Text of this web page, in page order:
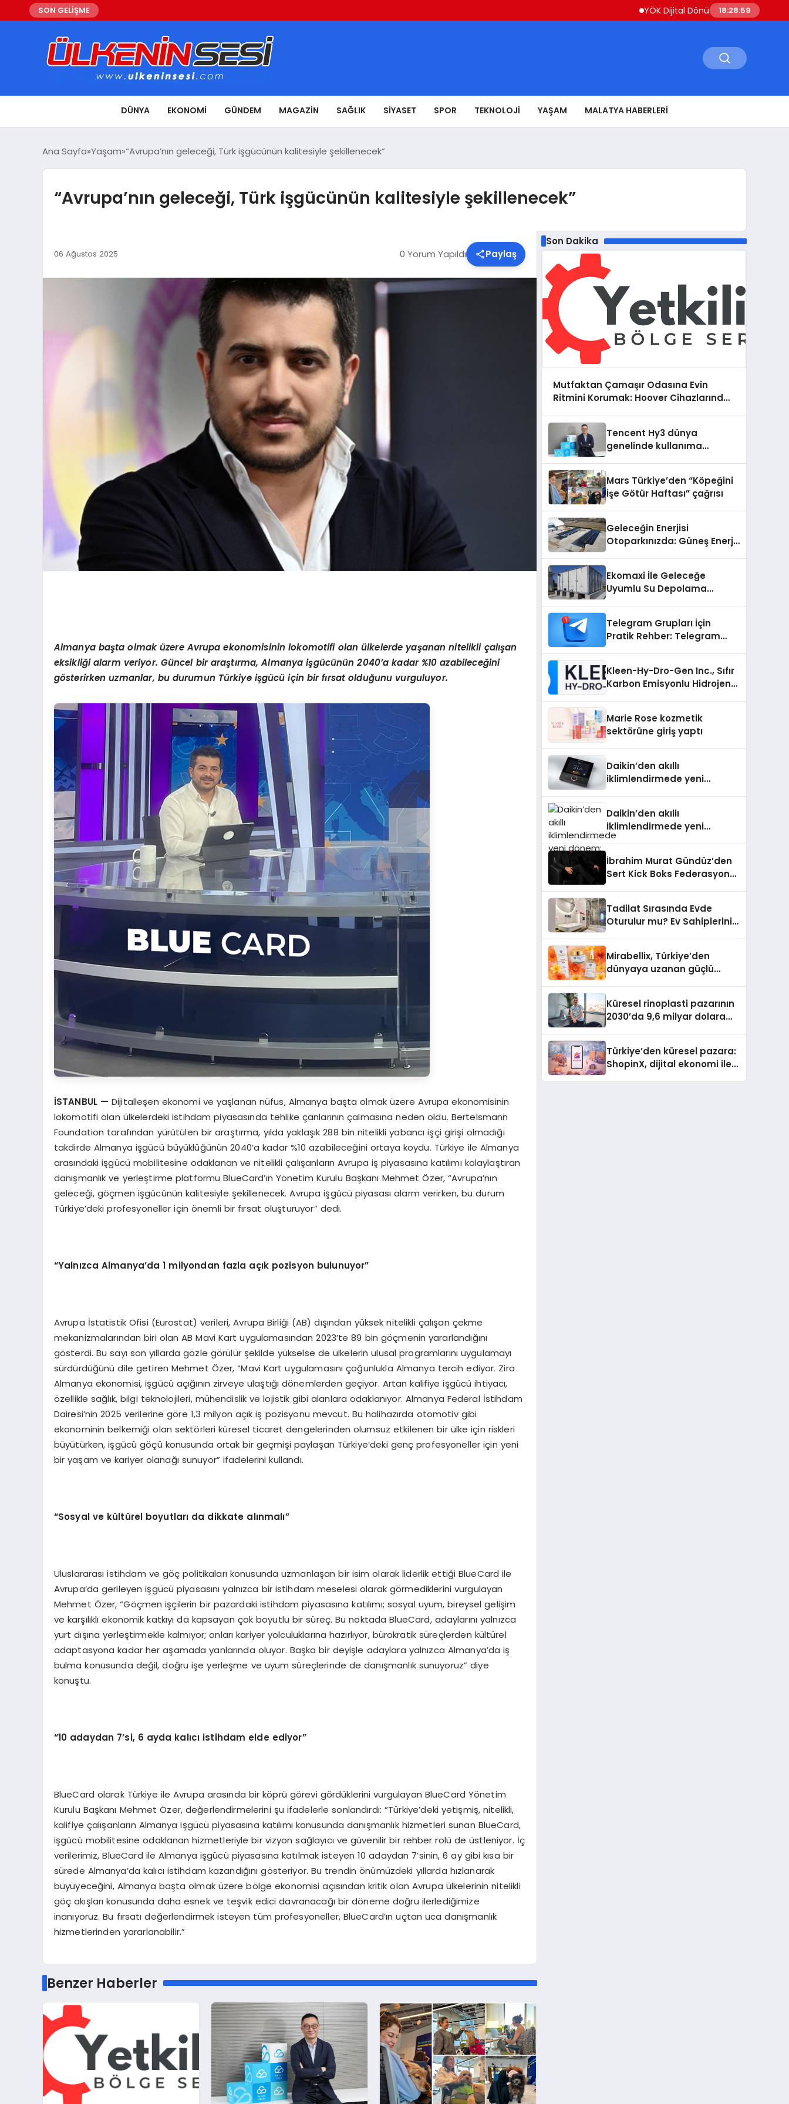
SON GELİŞME YÖK Dijital Dönüşüm İçin Bilişim Uzmanları
18:29:01
DÜNYA EKONOMI GÜNDEM MAGAZIN SAĞLIK SIYASET SPOR TEKNOLOJI YAŞAM MALATYA HABERLERI
Ana Sayfa Yaşam “Avrupa’nın geleceği, Türk işgücünün kalitesiyle şekillenecek”
“Avrupa’nın geleceği, Türk işgücünün kalitesiyle şekillenecek”
06 Ağustos 2025 0 Yorum Yapıldı Paylaş
Almanya başta olmak üzere Avrupa ekonomisinin lokomotifi olan ülkelerde yaşanan nitelikli çalışan
eksikliği alarm veriyor. Güncel bir araştırma, Almanya işgücünün 2040’a kadar %10 azabileceğini
gösterirken uzmanlar, bu durumun Türkiye işgücü için bir fırsat olduğunu vurguluyor.
İSTANBUL — Dijitalleşen ekonomi ve yaşlanan nüfus, Almanya başta olmak üzere Avrupa ekonomisinin
lokomotifi olan ülkelerdeki istihdam piyasasında tehlike çanlarının çalmasına neden oldu. Bertelsmann
Foundation tarafından yürütülen bir araştırma, yılda yaklaşık 288 bin nitelikli yabancı işçi girişi olmadığı
takdirde Almanya işgücü büyüklüğünün 2040’a kadar %10 azabileceğini ortaya koydu. Türkiye ile Almanya
arasındaki işgücü mobilitesine odaklanan ve nitelikli çalışanların Avrupa iş piyasasına katılımı kolaylaştıran
danışmanlık ve yerleştirme platformu BlueCard’ın Yönetim Kurulu Başkanı Mehmet Özer, “Avrupa’nın
geleceği, göçmen işgücünün kalitesiyle şekillenecek. Avrupa işgücü piyasası alarm verirken, bu durum
Türkiye’deki profesyoneller için önemli bir fırsat oluşturuyor” dedi.
“Yalnızca Almanya’da 1 milyondan fazla açık pozisyon bulunuyor”
Avrupa İstatistik Ofisi (Eurostat) verileri, Avrupa Birliği (AB) dışından yüksek nitelikli çalışan çekme
mekanizmalarından biri olan AB Mavi Kart uygulamasından 2023’te 89 bin göçmenin yararlandığını
gösterdi. Bu sayı son yıllarda gözle görülür şekilde yükselse de ülkelerin ulusal programlarını uygulamayı
sürdürdüğünü dile getiren Mehmet Özer, “Mavi Kart uygulamasını çoğunlukla Almanya tercih ediyor. Zira
Almanya ekonomisi, işgücü açığının zirveye ulaştığı dönemlerden geçiyor. Artan kalifiye işgücü ihtiyacı,
özellikle sağlık, bilgi teknolojileri, mühendislik ve lojistik gibi alanlara odaklanıyor. Almanya Federal İstihdam
Dairesi’nin 2025 verilerine göre 1,3 milyon açık iş pozisyonu mevcut. Bu halihazırda otomotiv gibi
ekonominin belkemiği olan sektörleri küresel ticaret dengelerinden olumsuz etkilenen bir ülke için riskleri
büyütürken, işgücü göçü konusunda ortak bir geçmişi paylaşan Türkiye’deki genç profesyoneller için yeni
bir yaşam ve kariyer olanağı sunuyor” ifadelerini kullandı.
“Sosyal ve kültürel boyutları da dikkate alınmalı”
Uluslararası istihdam ve göç politikaları konusunda uzmanlaşan bir isim olarak liderlik ettiği BlueCard ile
Avrupa’da gerileyen işgücü piyasasını yalnızca bir istihdam meselesi olarak görmediklerini vurgulayan
Mehmet Özer, “Göçmen işçilerin bir pazardaki istihdam piyasasına katılımı; sosyal uyum, bireysel gelişim
ve karşılıklı ekonomik katkıyı da kapsayan çok boyutlu bir süreç. Bu noktada BlueCard, adaylarını yalnızca
yurt dışına yerleştirmekle kalmıyor; onları kariyer yolculuklarına hazırlıyor, bürokratik süreçlerden kültürel
adaptasyona kadar her aşamada yanlarında oluyor. Başka bir deyişle adaylara yalnızca Almanya’da iş
bulma konusunda değil, doğru işe yerleşme ve uyum süreçlerinde de danışmanlık sunuyoruz” diye
konuştu.
“10 adaydan 7’si, 6 ayda kalıcı istihdam elde ediyor”
BlueCard olarak Türkiye ile Avrupa arasında bir köprü görevi gördüklerini vurgulayan BlueCard Yönetim
Kurulu Başkanı Mehmet Özer, değerlendirmelerini şu ifadelerle sonlandırdı: “Türkiye’deki yetişmiş, nitelikli,
kalifiye çalışanların Almanya işgücü piyasasına katılımı konusunda danışmanlık hizmetleri sunan BlueCard,
işgücü mobilitesine odaklanan hizmetleriyle bir vizyon sağlayıcı ve güvenilir bir rehber rolü de üstleniyor. İç
verilerimiz, BlueCard ile Almanya işgücü piyasasına katılmak isteyen 10 adaydan 7’sinin, 6 ay gibi kısa bir
sürede Almanya’da kalıcı istihdam kazandığını gösteriyor. Bu trendin önümüzdeki yıllarda hızlanarak
büyüyeceğini, Almanya başta olmak üzere bölge ekonomisi açısından kritik olan Avrupa ülkelerinin nitelikli
göç akışları konusunda daha esnek ve teşvik edici davranacağı bir döneme doğru ilerlediğimize
inanıyoruz. Bu fırsatı değerlendirmek isteyen tüm profesyoneller, BlueCard’ın uçtan uca danışmanlık
hizmetlerinden yararlanabilir.”
Benzer Haberler
Son Dakika
Mutfaktan Çamaşır Odasına Evin
Ritmini Korumak: Hoover Cihazlarında
Tencent Hy3 dünya
genelinde kullanıma
Mars Türkiye’den “Köpeğini
İşe Götür Haftası” çağrısı
Geleceğin Enerjisi
Otoparkınızda: Güneş Enerjili
Ekomaxi İle Geleceğe
Uyumlu Su Depolama
Telegram Grupları İçin
Pratik Rehber: Telegram
Kleen-Hy-Dro-Gen Inc., Sıfır
Karbon Emisyonlu Hidrojen
Aldı
Marie Rose kozmetik
sektörüne giriş yaptı
Daikin’den akıllı
iklimlendirmede yeni
Daikin’den akıllı
iklimlendirmede yeni
dönem: Madoka Plus
İbrahim Murat Gündüz’den
Sert Kick Boks Federasyonu
Tadilat Sırasında Evde
Oturulur mu? Ev Sahiplerinin
Mirabellix, Türkiye’den
dünyaya uzanan güçlü
Küresel rinoplasti pazarının
2030’da 9,6 milyar dolara
Türkiye’den küresel pazara:
ShopinX, dijital ekonomi ile